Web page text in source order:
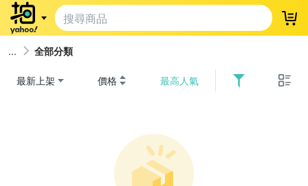
登
全部分類
最新上架 價格 最高人氣